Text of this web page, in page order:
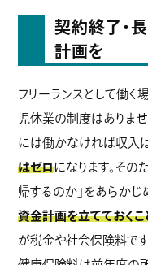
契約終了・
計画を
フリーランスとして働く
児休業の制度はありま
には働かなければ収入
はゼロになります。その
帰するのか」をあらかじ
資金計画を立てておくこ
が税金や社会保険料で